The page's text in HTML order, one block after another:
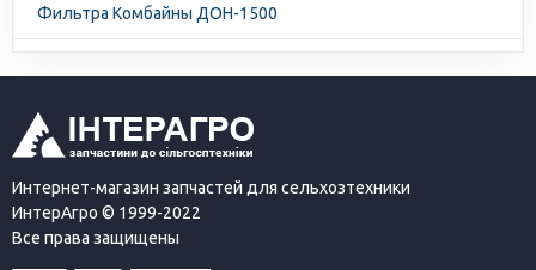
Фильтра Комбайны ДОН-1500
Интернет-магазин запчастей для сельхозтехники
ИнтерАгро © 1999-2022
Все права защищены